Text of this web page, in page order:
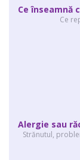
Ce
Strănutul,